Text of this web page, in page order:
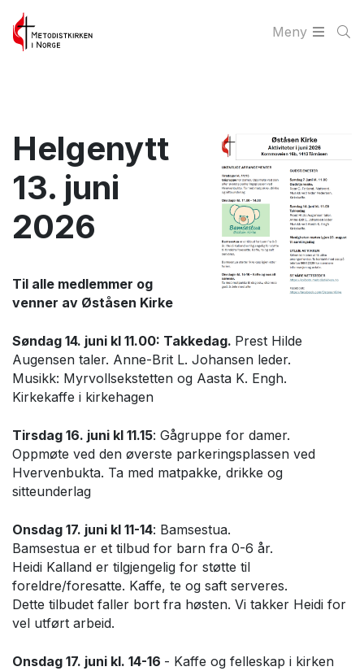
Meny
Helgenytt
13. juni
2026
Til alle medlemmer og
venner av Øståsen Kirke
Søndag 14. juni kl 11.00: Takkedag. Prest Hilde
Augensen taler. Anne-Brit L. Johansen leder.
Musikk: Myrvollsekstetten og Aasta K. Engh.
Kirkekaffe i kirkehagen
Tirsdag 16. juni kl 11.15: Gågruppe for damer.
Oppmøte ved den øverste parkeringsplassen ved
Hvervenbukta. Ta med matpakke, drikke og
sitteunderlag
Onsdag 17. juni kl 11-14: Bamsestua.
Bamsestua er et tilbud for barn fra 0-6 år.
Heidi Kalland er tilgjengelig for støtte til
foreldre/foresatte. Kaffe, te og saft serveres.
Dette tilbudet faller bort fra høsten. Vi takker Heidi for
vel utført arbeid.
Onsdag 17. juni kl. 14-16 - Kaffe og felleskap i kirken